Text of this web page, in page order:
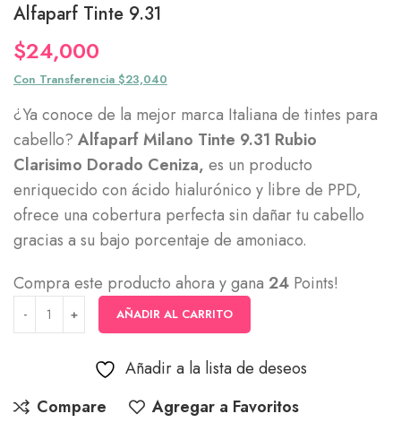
Alfaparf Tinte 9.31
$24,000
Con Transferencia $23,040
¿Ya conoce de la mejor marca Italiana de tintes para
cabello? Alfaparf Milano Tinte 9.31 Rubio
Clarisimo Dorado Ceniza, es un producto
enriquecido con ácido hialurónico y libre de PPD,
ofrece una cobertura perfecta sin dañar tu cabello
gracias a su bajo porcentaje de amoniaco.
Compra este producto ahora y gana 24 Points!
AÑADIR AL CARRITO
Añadir a la lista de deseos
Compare
Agregar a Favoritos